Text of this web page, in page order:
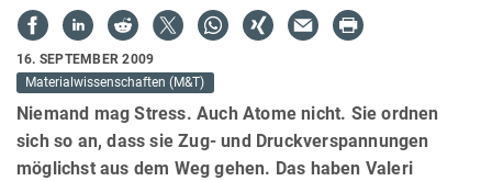
16. SEPTEMBER 2009
Materialwissenschaften (M&T)
Niemand mag Stress. Auch Atome nicht. Sie ordnen
sich so an, dass sie Zug- und Druckverspannungen
möglichst aus dem Weg gehen. Das haben Valeri